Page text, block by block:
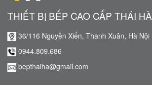
THIẾT BỊ BẾP CAO CẤP THÁI HÀ
36/116 Nguyễn Xiển, Thanh Xuân, Hà Nội
0944.809.686
bepthaiha@gmail.com